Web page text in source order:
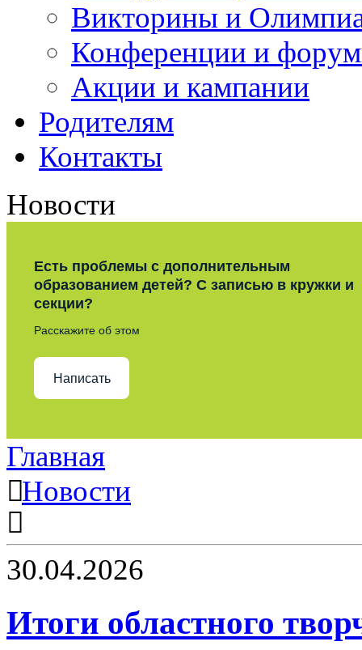
Викторины и
Конференции и
Акции и кампании
Родителям
Контакты
Новости
Есть проблемы с дополнительным
образованием детей? С записью в кружки и
секции?
Расскажите об этом
Написать
Главная
Новости
30.04.2026
Итоги областного